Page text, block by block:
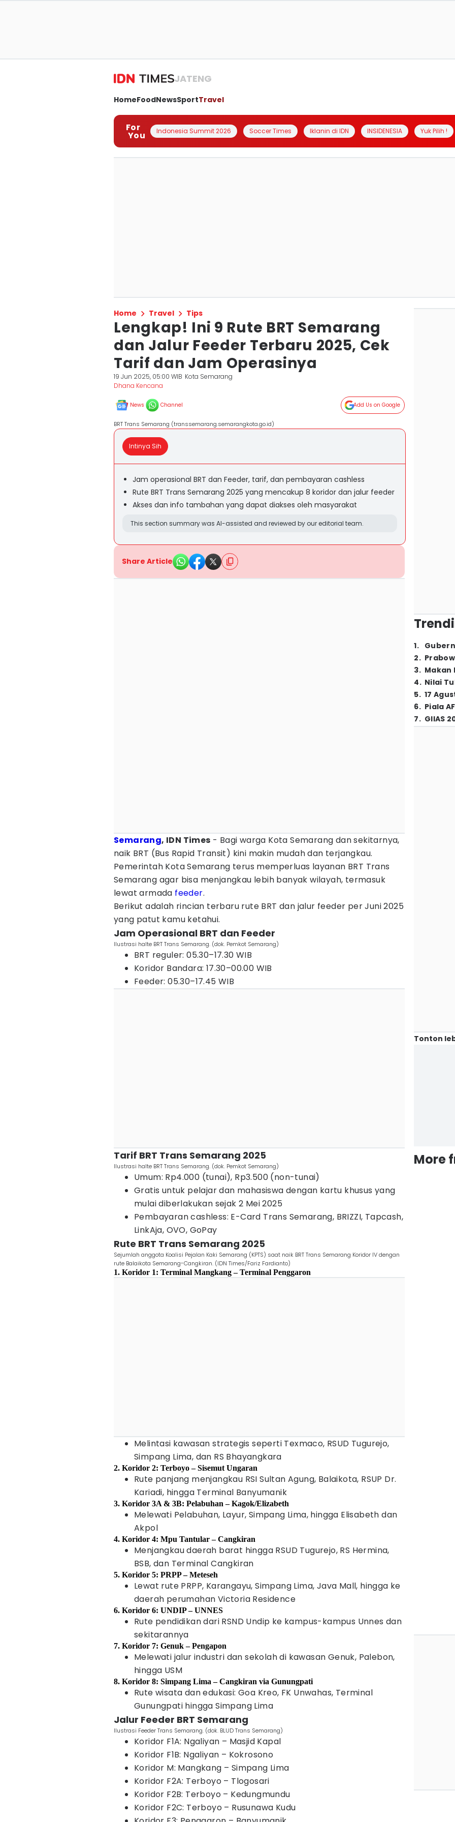
JATENG
HomeFoodNewsSportTravel
For
You Indonesia Summit 2026 Soccer Times Iklanin di IDN INSIDENESIA Yuk Pilih !
Home Travel Tips
Lengkap! Ini 9 Rute BRT Semarang
dan Jalur Feeder Terbaru 2025, Cek
Tarif dan Jam Operasinya
19 Jun 2025, 05:00 WIB Kota Semarang
Dhana Kencana
News Channel Add Us on Google
BRT Trans Semarang (transsemarang.semarangkota.go.id)
Intinya Sih
Jam operasional BRT dan Feeder, tarif, dan pembayaran cashless
Rute BRT Trans Semarang 2025 yang mencakup 8 koridor dan jalur feeder
Akses dan info tambahan yang dapat diakses oleh masyarakat
This section summary was AI-assisted and reviewed by our editorial team.
Share Article
Semarang, IDN Times - Bagi warga Kota Semarang dan sekitarnya,
naik BRT (Bus Rapid Transit) kini makin mudah dan terjangkau.
Pemerintah Kota Semarang terus memperluas layanan BRT Trans
Semarang agar bisa menjangkau lebih banyak wilayah, termasuk
lewat armada feeder.
Berikut adalah rincian terbaru rute BRT dan jalur feeder per Juni 2025
yang patut kamu ketahui.
Jam Operasional BRT dan Feeder
Ilustrasi halte BRT Trans Semarang. (dok. Pemkot Semarang)
BRT reguler: 05.30–17.30 WIB
Koridor Bandara: 17.30–00.00 WIB
Feeder: 05.30–17.45 WIB
Tarif BRT Trans Semarang 2025
Ilustrasi halte BRT Trans Semarang. (dok. Pemkot Semarang)
Umum: Rp4.000 (tunai), Rp3.500 (non-tunai)
Gratis untuk pelajar dan mahasiswa dengan kartu khusus yang
mulai diberlakukan sejak 2 Mei 2025
Pembayaran cashless: E-Card Trans Semarang, BRIZZI, Tapcash,
LinkAja, OVO, GoPay
Rute BRT Trans Semarang 2025
Sejumlah anggota Koalisi Pejalan Kaki Semarang (KPTS) saat naik BRT Trans Semarang Koridor IV dengan
rute Balaikota Semarang-Cangkiran. (IDN Times/Fariz Fardianto)
1. Koridor 1: Terminal Mangkang – Terminal Penggaron
Melintasi kawasan strategis seperti Texmaco, RSUD Tugurejo,
Simpang Lima, dan RS Bhayangkara
2. Koridor 2: Terboyo – Sisemut Ungaran
Rute panjang menjangkau RSI Sultan Agung, Balaikota, RSUP Dr.
Kariadi, hingga Terminal Banyumanik
3. Koridor 3A & 3B: Pelabuhan – Kagok/Elizabeth
Melewati Pelabuhan, Layur, Simpang Lima, hingga Elisabeth dan
Akpol
4. Koridor 4: Mpu Tantular – Cangkiran
Menjangkau daerah barat hingga RSUD Tugurejo, RS Hermina,
BSB, dan Terminal Cangkiran
5. Koridor 5: PRPP – Meteseh
Lewat rute PRPP, Karangayu, Simpang Lima, Java Mall, hingga ke
daerah perumahan Victoria Residence
6. Koridor 6: UNDIP – UNNES
Rute pendidikan dari RSND Undip ke kampus-kampus Unnes dan
sekitarannya
7. Koridor 7: Genuk – Pengapon
Melewati jalur industri dan sekolah di kawasan Genuk, Palebon,
hingga USM
8. Koridor 8: Simpang Lima – Cangkiran via Gunungpati
Rute wisata dan edukasi: Goa Kreo, FK Unwahas, Terminal
Gunungpati hingga Simpang Lima
Jalur Feeder BRT Semarang
Ilustrasi Feeder Trans Semarang. (dok. BLUD Trans Semarang)
Koridor F1A: Ngaliyan – Masjid Kapal
Koridor F1B: Ngaliyan – Kokrosono
Koridor M: Mangkang – Simpang Lima
Koridor F2A: Terboyo – Tlogosari
Koridor F2B: Terboyo – Kedungmundu
Koridor F2C: Terboyo – Rusunawa Kudu
1.
2.
3. Makan
4. Nilai
5. 17
6. Piala
7. GIIAS
Tonton
More